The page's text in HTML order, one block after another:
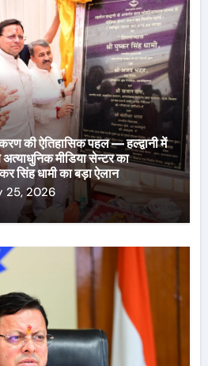
की ऐतिहासिक पहल — हल्द्वानी में
मीडिया सेन्टर का
सिंह धामी का बड़ा ऐलान
25, 2026